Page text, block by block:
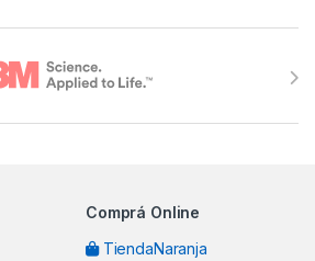
Comprá Online
TiendaNaranja